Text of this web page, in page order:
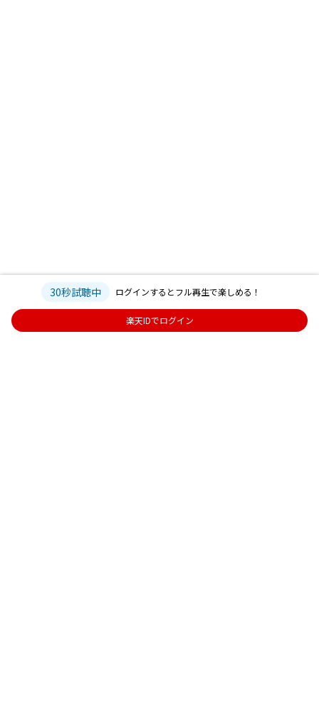
30秒試聴中 ログインするとフル再生で楽しめる！
楽天IDでログイン